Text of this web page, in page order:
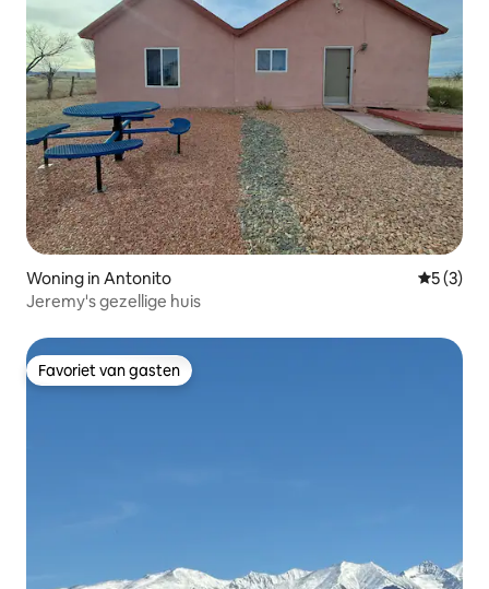
Woning in Antonito
5 (3)
Jeremy's gezellige huis
Favoriet van gasten
Favoriet van gasten